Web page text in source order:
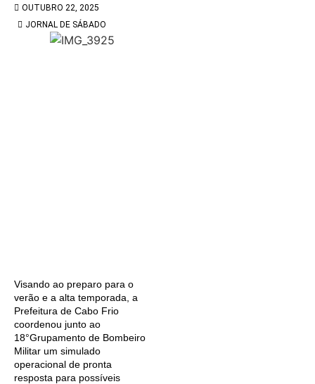
OUTUBRO 22, 2025
JORNAL DE SÁBADO
Visando ao preparo para o
verão e a alta temporada, a
Prefeitura de Cabo Frio
coordenou junto ao
18°Grupamento de Bombeiro
Militar um simulado
operacional de pronta
resposta para possíveis